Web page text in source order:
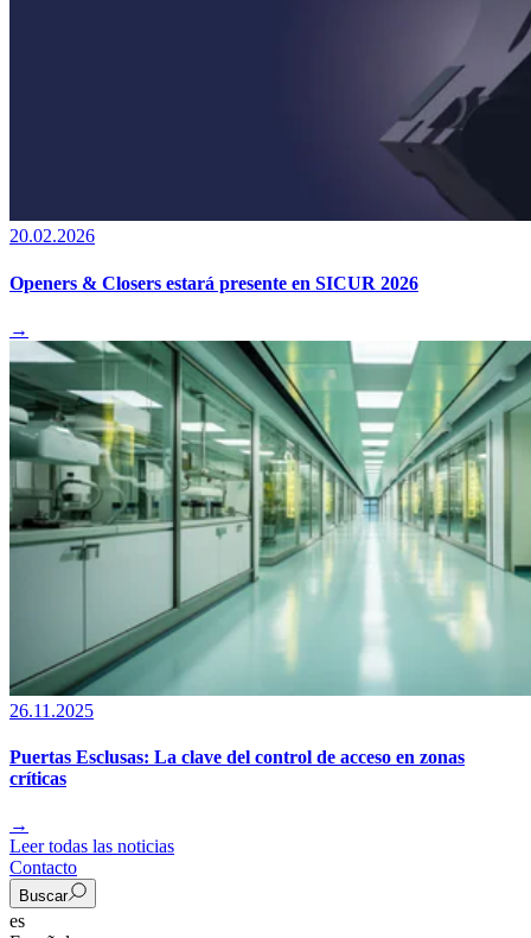
20.02.2026
Openers & Closers estará presente en SICUR 2026
→
26.11.2025
Puertas Esclusas: La clave del control de acceso en zonas
críticas
→
Leer todas las noticias
Contacto
Buscar
es